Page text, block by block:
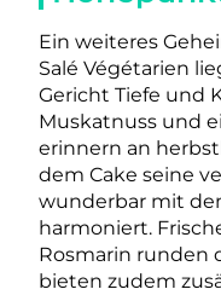
Ein weiteres
Salé Végétarien
Gericht Tiefe und
Muskatnuss und
erinnern an
dem Cake seine
wunderbar mit
harmoniert.
Rosmarin runden
bieten zudem